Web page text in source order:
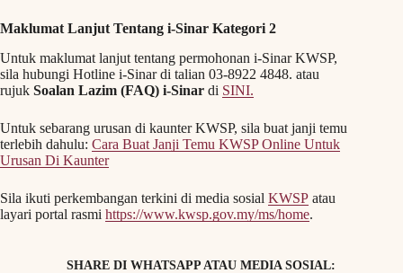
Maklumat Lanjut Tentang i-Sinar Kategori 2
Untuk maklumat lanjut tentang permohonan i-Sinar KWSP,
sila hubungi Hotline i-Sinar di talian 03-8922 4848. atau
rujuk Soalan Lazim (FAQ) i-Sinar di SINI.
Untuk sebarang urusan di kaunter KWSP, sila buat janji temu
terlebih dahulu: Cara Buat Janji Temu KWSP Online Untuk
Urusan Di Kaunter
Sila ikuti perkembangan terkini di media sosial KWSP atau
layari portal rasmi https://www.kwsp.gov.my/ms/home.
SHARE DI WHATSAPP ATAU MEDIA SOSIAL: